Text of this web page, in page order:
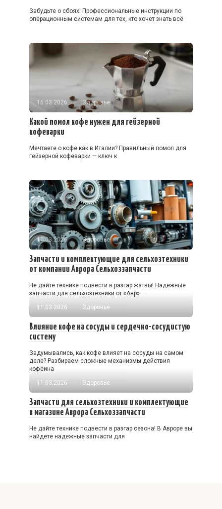
Забудьте о сбоях! Профессиональные инструкции по
операционным системам для тех, кто хочет знать всё
16.03.2026 Здоровье
Какой помол кофе нужен для гейзерной
кофеварки
Мечтаете о кофе как в Италии? Правильный помол для
гейзерной кофеварки — ключ к
11.03.2026 Здоровье
Запчасти и комплектующие для сельхозтехники
от компании Аврора Сельхоззапчасти
Не дайте технике подвести в разгар жатвы! Надежные
запчасти для сельхозтехники от «Авр» —
11.03.2026
Здоровье
Влияние кофе на сосуды и сердечно-сосудистую
систему
Задумывались, как кофе влияет на сосуды на самом
деле? Разбираем сложные механизмы действия
кофеина
11.03.2026
Здоровье
Запчасти для сельхозтехники и комплектующие
в магазине Аврора Сельхоззапчасти
Не дайте технике подвести в разгар сезона! В Авроре вы
найдете надежные запчасти для